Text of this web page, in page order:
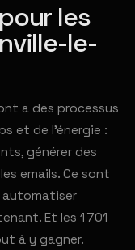
les
le-
a des processus
et de l'énergie :
générer des
emails. Ce sont
automatiser
Et les 1 701
à y gagner.